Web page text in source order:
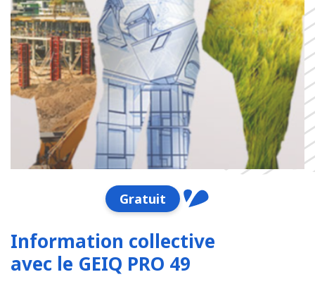
Gratuit
Information collective
avec le GEIQ PRO 49